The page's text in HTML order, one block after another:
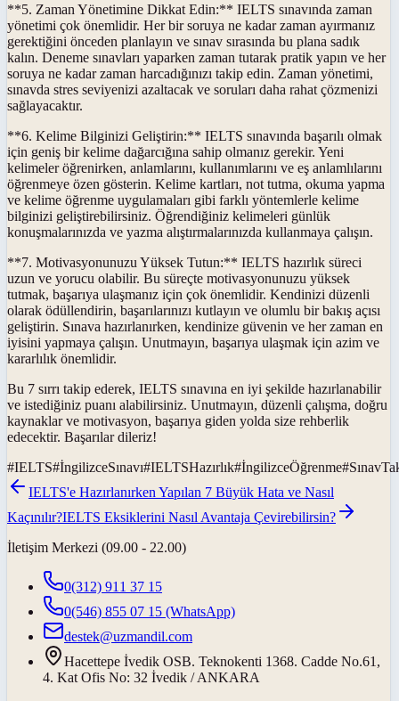
**5. Zaman Yönetimine Dikkat Edin:** IELTS sınavında zaman
yönetimi çok önemlidir. Her bir soruya ne kadar zaman ayırmanız
gerektiğini önceden planlayın ve sınav sırasında bu plana sadık
kalın. Deneme sınavları yaparken zaman tutarak pratik yapın ve her
soruya ne kadar zaman harcadığınızı takip edin. Zaman yönetimi,
sınavda stres seviyenizi azaltacak ve soruları daha rahat çözmenizi
sağlayacaktır.
**6. Kelime Bilginizi Geliştirin:** IELTS sınavında başarılı olmak
için geniş bir kelime dağarcığına sahip olmanız gerekir. Yeni
kelimeler öğrenirken, anlamlarını, kullanımlarını ve eş anlamlılarını
öğrenmeye özen gösterin. Kelime kartları, not tutma, okuma yapma
ve kelime öğrenme uygulamaları gibi farklı yöntemlerle kelime
bilginizi geliştirebilirsiniz. Öğrendiğiniz kelimeleri günlük
konuşmalarınızda ve yazma alıştırmalarınızda kullanmaya çalışın.
**7. Motivasyonunuzu Yüksek Tutun:** IELTS hazırlık süreci
uzun ve yorucu olabilir. Bu süreçte motivasyonunuzu yüksek
tutmak, başarıya ulaşmanız için çok önemlidir. Kendinizi düzenli
olarak ödüllendirin, başarılarınızı kutlayın ve olumlu bir bakış açısı
geliştirin. Sınava hazırlanırken, kendinize güvenin ve her zaman en
iyisini yapmaya çalışın. Unutmayın, başarıya ulaşmak için azim ve
kararlılık önemlidir.
Bu 7 sırrı takip ederek, IELTS sınavına en iyi şekilde hazırlanabilir
ve istediğiniz puanı alabilirsiniz. Unutmayın, düzenli çalışma, doğru
kaynaklar ve motivasyon, başarıya giden yolda size rehberlik
edecektir. Başarılar dileriz!
#IELTS#İngilizceSınavı#IELTSHazırlık#İngilizceÖğrenme#
IELTS'e Hazırlanırken Yapılan 7 Büyük Hata ve Nasıl
Kaçınılır?IELTS Eksiklerini Nasıl Avantaja Çevirebilirsin?
İletişim Merkezi (09.00 - 22.00)
0(312) 911 37 15
0(546) 855 07 15 (WhatsApp)
destek@uzmandil.com
Hacettepe İvedik OSB. Teknokenti 1368. Cadde No.61,
4. Kat Ofis No: 32 İvedik / ANKARA